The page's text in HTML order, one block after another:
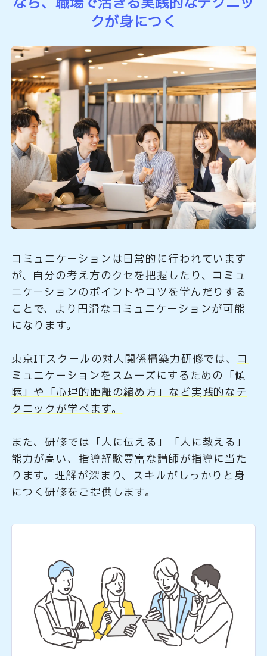
クが身につく
コミュニケーションは日常的に行われています
が、自分の考え方のクセを把握したり、コミュ
ニケーションのポイントやコツを学んだりする
ことで、より円滑なコミュニケーションが可能
になります。
東京ITスクールの対人関係構築力研修では、コ
ミュニケーションをスムーズにするための「傾
聴」や「心理的距離の縮め方」など実践的なテ
クニックが学べます。
また、研修では「人に伝える」「人に教える」
能力が高い、指導経験豊富な講師が指導に当た
ります。理解が深まり、スキルがしっかりと身
につく研修をご提供します。